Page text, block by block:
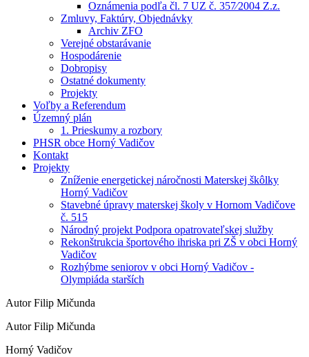
Oznámenia podľa čl. 7 UZ č. 357⁄2004 Z.z.
Zmluvy, Faktúry, Objednávky
Archiv ZFO
Verejné obstarávanie
Hospodárenie
Dobropisy
Ostatné dokumenty
Projekty
Voľby a Referendum
Územný plán
1. Prieskumy a rozbory
PHSR obce Horný Vadičov
Kontakt
Projekty
Zníženie energetickej náročnosti Materskej škôlky
Horný Vadičov
Stavebné úpravy materskej školy v Hornom Vadičove
č. 515
Národný projekt Podpora opatrovateľskej služby
Rekonštrukcia športového ihriska pri ZŠ v obci Horný
Vadičov
Rozhýbme seniorov v obci Horný Vadičov -
Olympiáda starších
Autor Filip Mičunda
Autor Filip Mičunda
Horný Vadičov